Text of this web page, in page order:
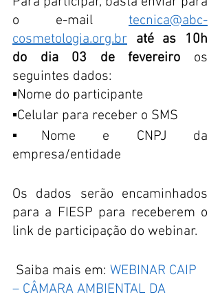
o e-mail tecnica@abc-
cosmetologia.org.br até as 10h
do dia 03 de fevereiro os
seguintes dados:
▪︎Nome do participante
▪︎Celular para receber o SMS
▪︎Nome e CNPJ da
empresa/entidade
Os dados serão encaminhados
para a FIESP para receberem o
link de participação do webinar.
Saiba mais em: WEBINAR CAIP
– CÂMARA AMBIENTAL DA